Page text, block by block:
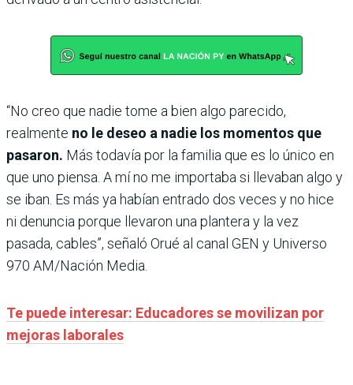
“No creo que nadie tome a bien algo parecido,
realmente no le deseo a nadie los momentos que
pasaron. Más todavía por la familia que es lo único en
que uno piensa. A mí no me importaba si llevaban algo y
se iban. Es más ya habían entrado dos veces y no hice
ni denuncia porque llevaron una plantera y la vez
pasada, cables”, señaló Orué al canal GEN y Universo
970 AM/Nación Media.
Te puede interesar: Educadores se movilizan por
mejoras laborales